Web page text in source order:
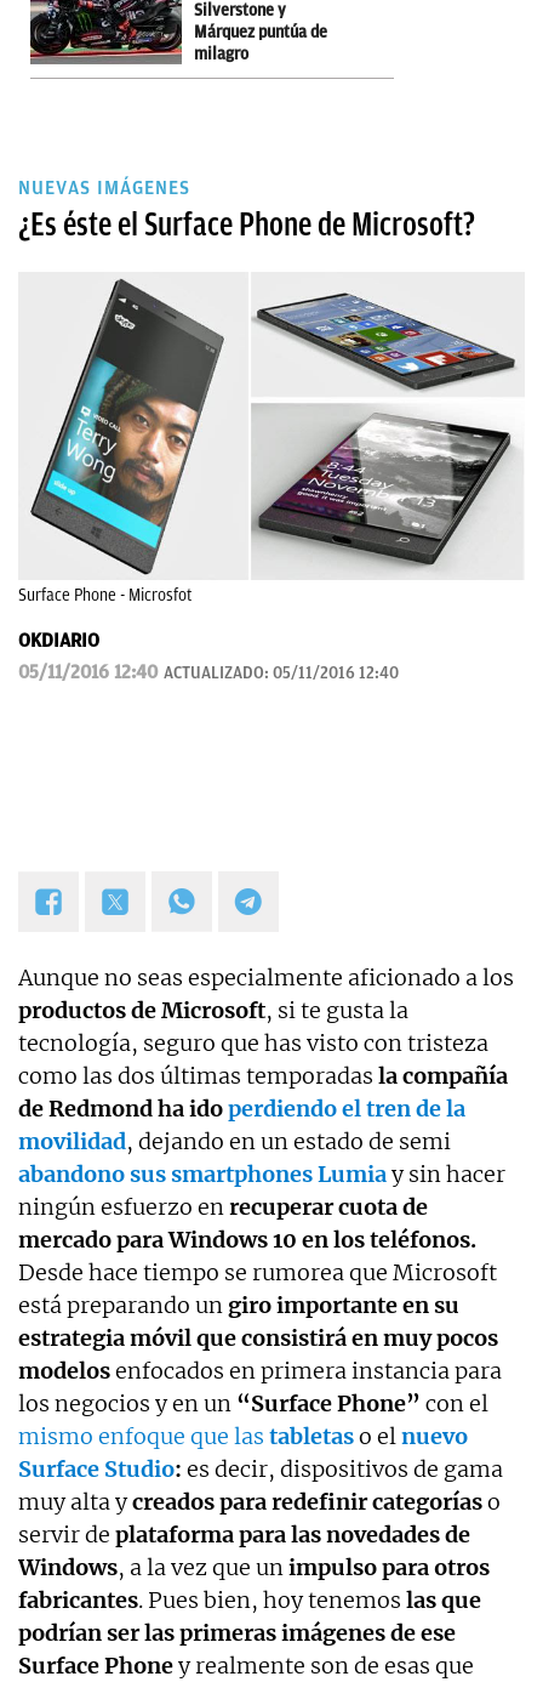
Silverstone y
Márquez puntúa de
milagro
NUEVAS IMÁGENES
¿Es éste el Surface Phone de Microsoft?
Surface Phone - Microsfot
OKDIARIO
05/11/2016 12:40 ACTUALIZADO: 05/11/2016 12:40
Aunque no seas especialmente aficionado a los
productos de Microsoft, si te gusta la
tecnología, seguro que has visto con tristeza
como las dos últimas temporadas la compañía
de Redmond ha idoperdiendo el tren de la
movilidad, dejando en un estado de semi
abandono sus smartphones Lumiay sin hacer
ningún esfuerzo enrecuperar cuota de
mercado para Windows 10 en los teléfonos.
Desde hace tiempo se rumorea que Microsoft
está preparando un giro importante en su
estrategia móvil que consistirá en muy pocos
modelosenfocados en primera instancia para
los negocios y en un “Surface Phone” con el
mismo enfoque que las tabletaso elnuevo
Surface Studio: es decir, dispositivos de gama
muy alta ycreados para redefinir categoríaso
servir de plataforma para las novedades de
Windows, a la vez que unimpulso para otros
fabricantes. Pues bien, hoy tenemos las que
podrían ser las primeras imágenes de ese
Surface Phoney realmente son de esas que